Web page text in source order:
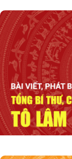
Thủ tướng
Quốc
Phát biểu
Hội nghị
Chuyển
đối ngoại